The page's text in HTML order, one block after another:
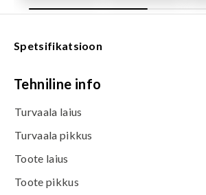
Spetsifikatsioon
Tehniline info
Turvaala laius
Turvaala pikkus
Toote laius
Toote pikkus